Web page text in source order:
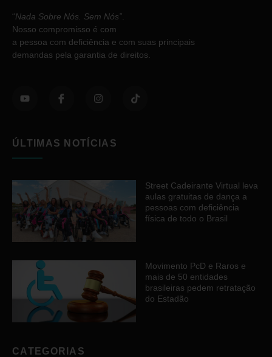
“Nada Sobre Nós. Sem Nós”
Nosso compromisso é com
a pessoa com deficiência e com suas principais
demandas pela garantia de direitos.
ÚLTIMAS NOTÍCIAS
Street Cadeirante Virtual leva
aulas gratuitas de dança a
pessoas com deficiência
física de todo o Brasil
Movimento PcD e Raros e
mais de 50 entidades
brasileiras pedem retratação
do Estadão
CATEGORIAS